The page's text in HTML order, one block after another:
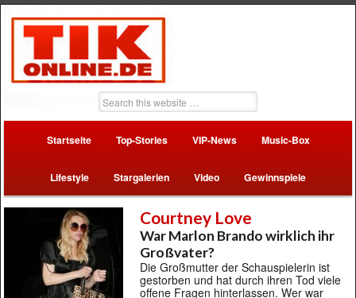
Startseite Top-Stories VIP-News Music-Box
Lifestyle Stargalerien Video Gewinnspiele
Courtney Love
War Marlon Brando wirklich ihr
Großvater?
Die Großmutter der Schauspielerin ist
gestorben und hat durch ihren Tod viele
offene Fragen hinterlassen. Wer war